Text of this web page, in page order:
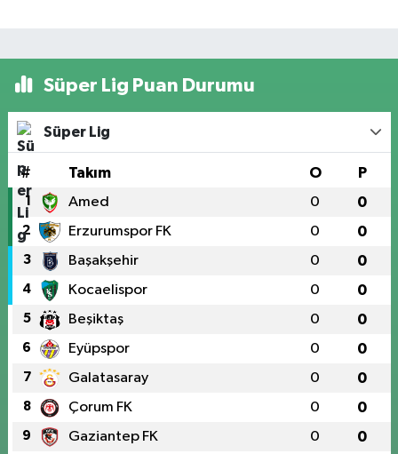
Süper Lig Puan Durumu
Süper Lig
# Takım O P
1 Amed 0 0
2 Erzurumspor FK 0 0
3 Başakşehir 0 0
4 Kocaelispor 0 0
5 Beşiktaş 0 0
6 Eyüpspor 0 0
7 Galatasaray 0 0
8 Çorum FK 0 0
9 Gaziantep FK 0 0